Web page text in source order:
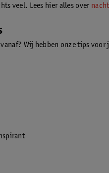
veel. Lees hier alles over
Wij hebben onze tips